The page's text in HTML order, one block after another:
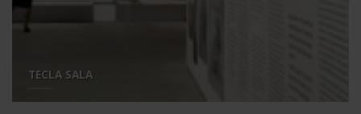
TECLA SALA